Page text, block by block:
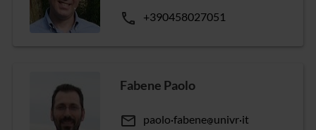
phone +390458027051
Fabene Paolo
email paolo fabene univr it